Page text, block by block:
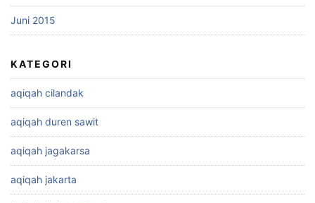
Juni 2015
KATEGORI
aqiqah cilandak
aqiqah duren sawit
aqiqah jagakarsa
aqiqah jakarta